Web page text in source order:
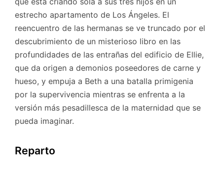
estrecho apartamento de Los Ángeles. El
reencuentro de las hermanas se ve truncado por el
descubrimiento de un misterioso libro en las
profundidades de las entrañas del edificio de Ellie,
que da origen a demonios poseedores de carne y
hueso, y empuja a Beth a una batalla primigenia
por la supervivencia mientras se enfrenta a la
versión más pesadillesca de la maternidad que se
pueda imaginar.
Reparto